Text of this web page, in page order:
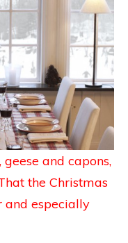
and capons,
the Christmas
and especially